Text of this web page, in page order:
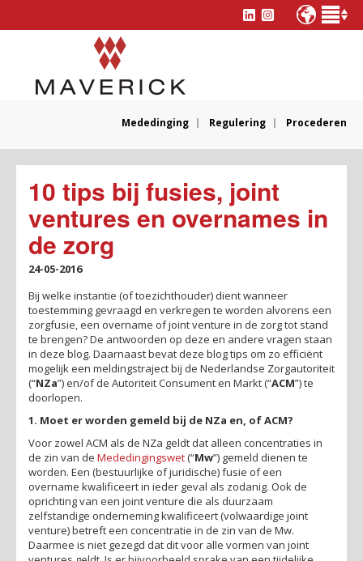
Mededinging Regulering Procederen
10 tips bij fusies, joint
ventures en overnames in
de zorg
24-05-2016
Bij welke instantie (of toezichthouder) dient wanneer
toestemming gevraagd en verkregen te worden alvorens een
zorgfusie, een overname of joint venture in de zorg tot stand
te brengen? De antwoorden op deze en andere vragen staan
in deze blog. Daarnaast bevat deze blog tips om zo efficiënt
mogelijk een meldingstraject bij de Nederlandse Zorgautoriteit
(“NZa”) en/of de Autoriteit Consument en Markt (“ACM”) te
doorlopen.
1. Moet er worden gemeld bij de NZa en, of ACM?
Voor zowel ACM als de NZa geldt dat alleen concentraties in
de zin van de Mededingingswet(“Mw”) gemeld dienen te
worden. Een (bestuurlijke of juridische) fusie of een
overname kwalificeert in ieder geval als zodanig. Ook de
oprichting van een joint venture die als duurzaam
zelfstandige onderneming kwalificeert (volwaardige joint
venture) betreft een concentratie in de zin van de Mw.
Daarmee is niet gezegd dat dit voor alle vormen van joint